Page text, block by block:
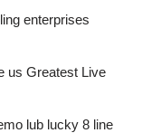
enterprises
us Greatest Live
lub lucky 8 line